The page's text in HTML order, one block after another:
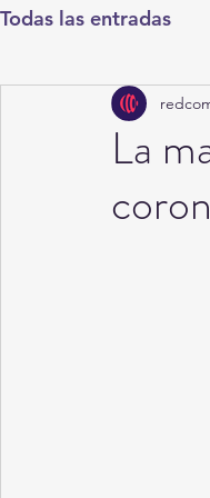
Todas las entradas
Deportes
Round Cero
La